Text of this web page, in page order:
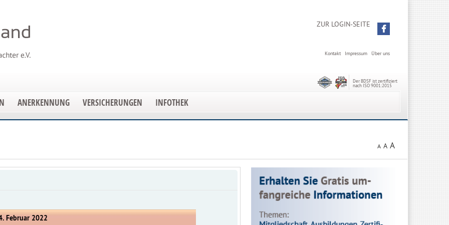
ZUR LOGIN-SEITE
Über uns
Impressum
Kontakt
Der BDSF ist zertifiziert
nach ISO 9001:2015
ANERKENNUNG VERSICHERUNGEN INFOTHEK
A A A
Februar 2022